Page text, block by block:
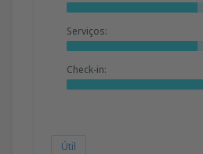
Serviços:
Check-in:
Útil